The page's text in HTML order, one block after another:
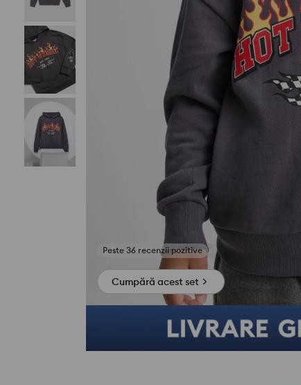
Vezi fotografii din recenzii
Cumpără acest set